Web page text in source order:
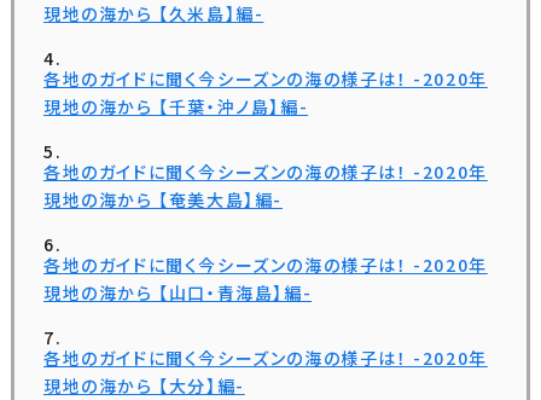
現地の海から 【久米島】編-
各地のガイドに聞く今シーズンの海の様子は！ -2020年
現地の海から 【千葉・沖ノ島】編-
各地のガイドに聞く今シーズンの海の様子は！ -2020年
現地の海から 【奄美大島】編-
各地のガイドに聞く今シーズンの海の様子は！ -2020年
現地の海から 【山口・青海島】編-
各地のガイドに聞く今シーズンの海の様子は！ -2020年
現地の海から 【大分】編-